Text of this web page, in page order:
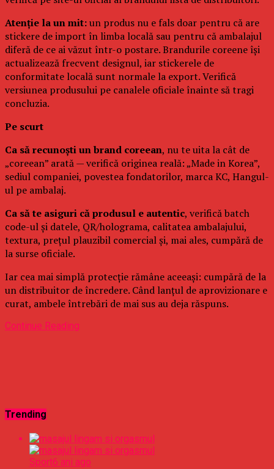
Atenție la un mit:un produs nu e fals doar pentru că are
stickere de import în limba locală sau pentru că ambalajul
diferă de ce ai văzut într-o postare. Brandurile coreene își
actualizează frecvent designul, iar stickerele de
conformitate locală sunt normale la export. Verifică
versiunea produsului pe canalele oficiale înainte să tragi
concluzia.
Pe scurt
Ca să recunoști un brand coreean, nu te uita la cât de
„coreean” arată — verifică originea reală: „Made in Korea”,
sediul companiei, povestea fondatorilor, marca KC, Hangul-
ul pe ambalaj.
Ca să te asiguri că produsul e autentic, verifică batch
code-ul și datele, QR/holograma, calitatea ambalajului,
textura, prețul plauzibil comercial și, mai ales, cumpără de
la surse oficiale.
Iar cea mai simplă protecție rămâne aceeași: cumpără de la
un distribuitor de încredere. Când lanțul de aprovizionare e
curat, ambele întrebări de mai sus au deja răspuns.
Continue Reading
Trending
Sport6 ani ago